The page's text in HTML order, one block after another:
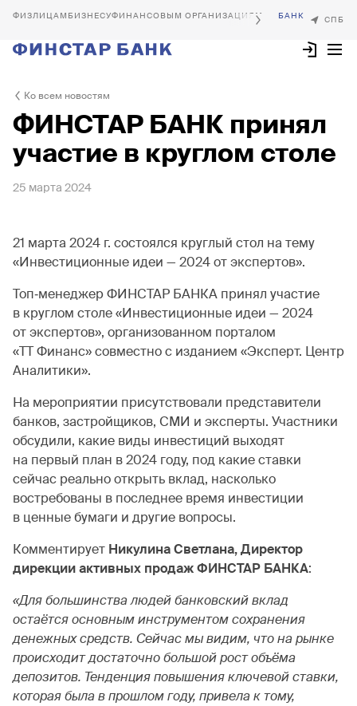
БИЗНЕСУФИНАНСОВЫМ ОРГАНИЗАЦИЯМ
Ко всем новостям
ФИНСТАР БАНК принял
участие в круглом столе
25 марта 2024
21 марта 2024 г. состоялся круглый стол на тему
«Инвестиционные идеи — 2024 от экспертов».
Топ‐менеджер ФИНСТАР БАНКА принял участие
в круглом столе «Инвестиционные идеи — 2024
от экспертов», организованном порталом
«ТТ Финанс» совместно с изданием «Эксперт. Центр
Аналитики».
На мероприятии присутствовали представители
банков, застройщиков, СМИ и эксперты. Участники
обсудили, какие виды инвестиций выходят
на первый план в 2024 году, под какие ставки
сейчас реально открыть вклад, насколько
востребованы в последнее время инвестиции
в ценные бумаги и другие вопросы.
Комментирует Никулина Светлана, Директор
дирекции активных продаж ФИНСТАР БАНКА:
«Для большинства людей банковский вклад
остаётся основным инструментом сохранения
денежных средств. Сейчас мы видим, что на рынке
происходит достаточно большой рост объёма
депозитов. Тенденция повышения ключевой ставки,
которая была в прошлом году, привела к тому,